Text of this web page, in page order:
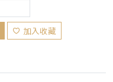
加入收藏